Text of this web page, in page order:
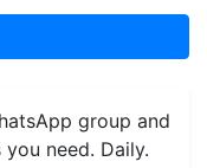
group and
need. Daily.